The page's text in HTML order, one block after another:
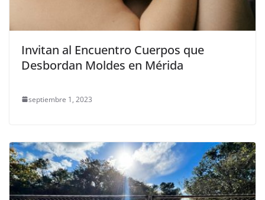
Invitan al Encuentro Cuerpos que
Desbordan Moldes en Mérida
septiembre 1, 2023